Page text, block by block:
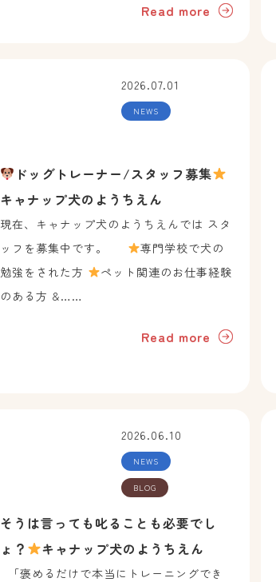
Read more
2026.07.01
NEWS
ドッグトレーナー/スタッフ募集
キャナップ犬のようちえん
現在、キャナップ犬のようちえんでは スタ
ッフを募集中です。
専門学校で犬の
勉強をされた方
ペット関連のお仕事経験
のある方 &……
Read more
2026.06.10
NEWS
BLOG
そうは言っても叱ることも必要でし
ょ？
キャナップ犬のようちえん
「褒めるだけで本当にトレーニングでき